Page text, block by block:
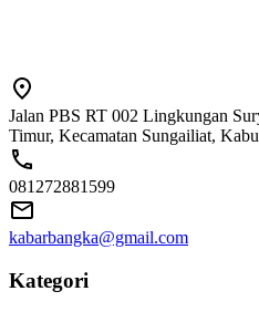
Jalan PBS RT 002 Lingkungan
Timur, Kecamatan Sungailiat,
081272881599
kabarbangka@gmail.com
Kategori